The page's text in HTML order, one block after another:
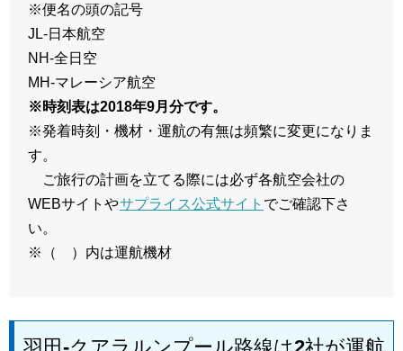
※便名の頭の記号
JL-日本航空
NH-全日空
MH-マレーシア航空
※時刻表は2018年9月分です。
※発着時刻・機材・運航の有無は頻繁に変更になりま
す。
ご旅行の計画を立てる際には必ず各航空会社の
WEBサイトやサプライス公式サイト でご確認下さ
い。
※（ ）内は運航機材